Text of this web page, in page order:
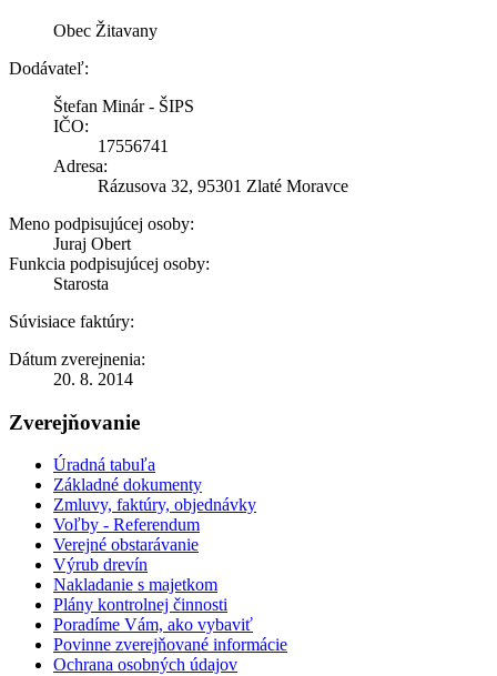
Obec Žitavany
Dodávateľ:
Štefan Minár - ŠIPS
IČO:
17556741
Adresa:
Rázusova 32, 95301 Zlaté Moravce
Meno podpisujúcej osoby:
Juraj Obert
Funkcia podpisujúcej osoby:
Starosta
Súvisiace faktúry:
Dátum zverejnenia:
20. 8. 2014
Zverejňovanie
Úradná tabuľa
Základné dokumenty
Zmluvy, faktúry, objednávky
Voľby - Referendum
Verejné obstarávanie
Výrub drevín
Nakladanie s majetkom
Plány kontrolnej činnosti
Poradíme Vám, ako vybaviť
Povinne zverejňované informácie
Ochrana osobných údajov